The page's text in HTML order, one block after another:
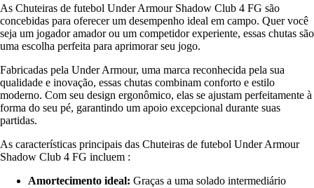
As Chuteiras de futebol Under Armour Shadow Club 4 FG são
concebidas para oferecer um desempenho ideal em campo. Quer você
seja um jogador amador ou um competidor experiente, essas chutas são
uma escolha perfeita para aprimorar seu jogo.
Fabricadas pela Under Armour, uma marca reconhecida pela sua
qualidade e inovação, essas chutas combinam conforto e estilo
moderno. Com seu design ergonômico, elas se ajustam perfeitamente à
forma do seu pé, garantindo um apoio excepcional durante suas
partidas.
As características principais das Chuteiras de futebol Under Armour
Shadow Club 4 FG incluem :
Amortecimento ideal: Graças a uma solado intermediário